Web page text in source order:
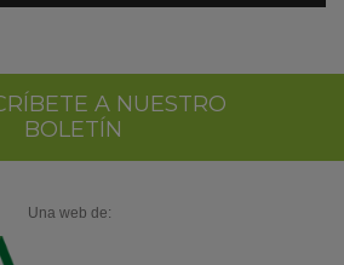
en
A NUESTRO
BOLETÍN
Una web de: